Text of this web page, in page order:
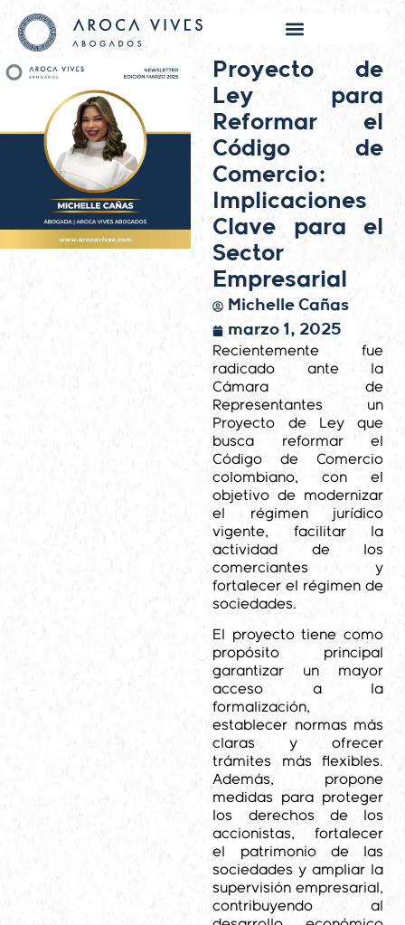
Proyecto de
Ley para
Reformar el
Código de
Comercio:
Implicaciones
Clave para el
Sector
Empresarial
Michelle Cañas
marzo 1, 2025
Recientemente fue
radicado ante la
Cámara de
Representantes un
Proyecto de Ley que
busca reformar el
Código de Comercio
colombiano, con el
objetivo de modernizar
el régimen jurídico
vigente, facilitar la
actividad de los
comerciantes y
fortalecer el régimen de
sociedades.
El proyecto tiene como
propósito principal
garantizar un mayor
acceso a la
formalización,
establecer normas más
claras y ofrecer
trámites más flexibles.
Además, propone
medidas para proteger
los derechos de los
accionistas, fortalecer
el patrimonio de las
sociedades y ampliar la
supervisión empresarial,
contribuyendo al